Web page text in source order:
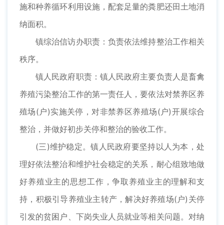
施和种养循环利用设施，配套足量的粪肥还田土地消
纳面积。
镇综治信访办职责：负责依法维持整治工作相关
秩序。
镇人民政府职责：镇人民政府主要负责人是畜禽
养殖污染整治工作的第一责任人，要依法对禁养区养
殖场(户)实施关停，对非禁养区养殖场(户)开展综合
整治，并做好初步关停和整治的验收工作。
(三)维护稳定。镇人民政府要坚持以人为本，处
理好依法整治和维护社会稳定的关系，耐心组致地做
好养殖业主的思想工作，争取养殖业主的理解和支
持，积极引导养殖业主转产，解决好养殖场(户)关停
引发的贫困户、下岗失业人员就业等相关问题。对纳